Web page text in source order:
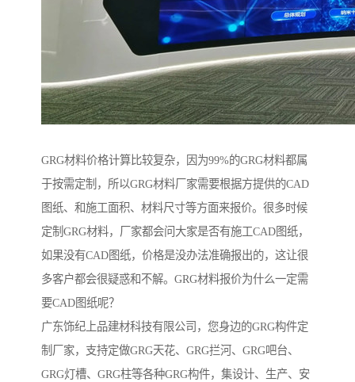
GRG材料价格计算比较复杂，因为99%的GRG材料都属
于按需定制，所以GRG材料厂家需要根据方提供的CAD
图纸、和施工面积、材料尺寸等方面来报价。很多时候
定制GRG材料，厂家都会问大家是否有施工CAD图纸，
如果没有CAD图纸，价格是没办法准确报出的，这让很
多客户都会很疑惑和不解。GRG材料报价为什么一定需
要CAD图纸呢？
广东饰纪上品建材科技有限公司，您身边的GRG构件定
制厂家，支持定做GRG天花、GRG拦河、GRG吧台、
GRG灯槽、GRG柱等各种GRG构件，集设计、生产、安